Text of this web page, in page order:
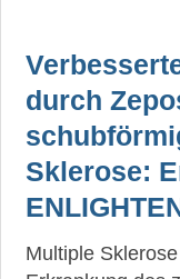
durch
Sklerose:
Multiple